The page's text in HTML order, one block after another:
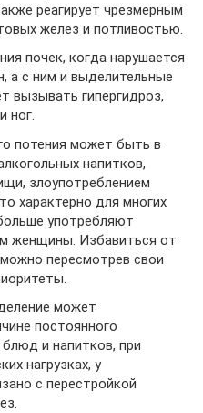
реагирует чрезмерным
желез и потливостью.
почек, когда нарушается
а с ним и выделительные
вызывать гипергидроз,
ног.
потения может быть в
напитков,
злоупотреблением
характерно для многих
употребляют
женщины. Избавиться от
пересмотрев свои
может
постоянного
и напитков, при
нагрузках, у
с перестройкой